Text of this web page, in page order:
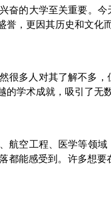
奋的大学至关重要。今
，更因其历史和文化而
很多人对其了解不多
学术成就，吸引了无
航空工程、医学等领
都能感受到。许多想